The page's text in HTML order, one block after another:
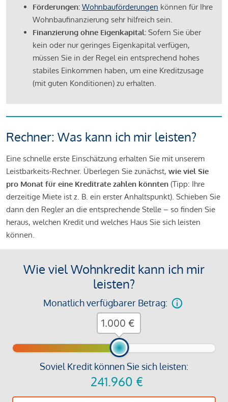
Förderungen: Wohnbauförderungen können für Ihre
Wohnbaufinanzierung sehr hilfreich sein.
Finanzierung ohne Eigenkapital: Sofern Sie über
kein oder nur geringes Eigenkapital verfügen,
müssen Sie in der Regel ein entsprechend hohes
stabiles Einkommen haben, um eine Kreditzusage
(mit guten Konditionen) zu erhalten.
Rechner: Was kann ich mir leisten?
Eine schnelle erste Einschätzung erhalten Sie mit unserem
Leistbarkeits-Rechner. Überlegen Sie zunächst, wie viel Sie
pro Monat für eine Kreditrate zahlen könnten (Tipp: Ihre
derzeitige Miete ist z. B. ein erster Anhaltspunkt). Schieben Sie
dann den Regler an die entsprechende Stelle – so finden Sie
heraus, welchen Kredit und welches Haus Sie sich leisten
können.
Wie viel Wohnkredit kann ich mir
leisten?
Monatlich verfügbarer Betrag:
Soviel Kredit können Sie sich leisten:
241.960 €
€